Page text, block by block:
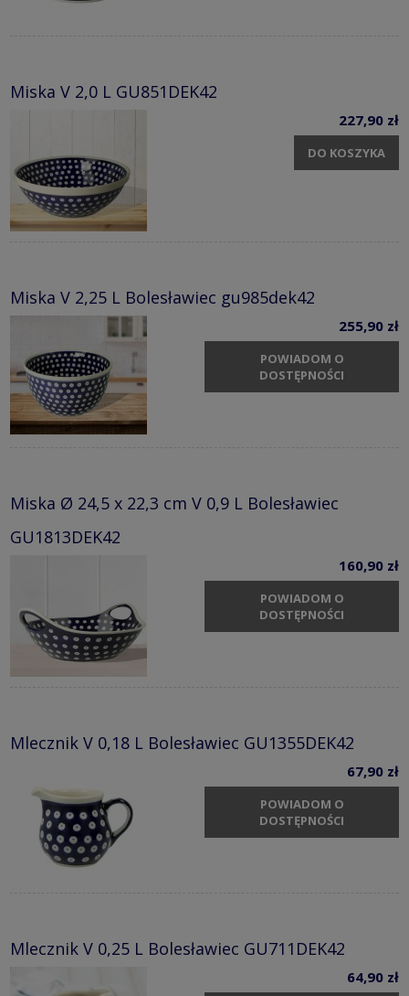
Miska V 2,0 L GU851DEK42
227,90 zł
DO KOSZYKA
Miska V 2,25 L Bolesławiec gu985dek42
255,90 zł
POWIADOM O
DOSTĘPNOŚCI
Miska Ø 24,5 x 22,3 cm V 0,9 L Bolesławiec
GU1813DEK42
160,90 zł
POWIADOM O
DOSTĘPNOŚCI
Mlecznik V 0,18 L Bolesławiec GU1355DEK42
67,90 zł
POWIADOM O
DOSTĘPNOŚCI
Mlecznik V 0,25 L Bolesławiec GU711DEK42
64,90 zł